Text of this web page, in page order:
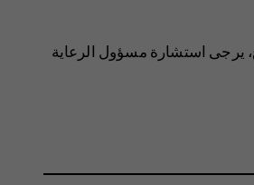
يرجى استشارة مسؤول الرعاية